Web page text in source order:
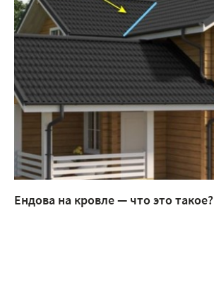
Ендова на кровле — что это такое?